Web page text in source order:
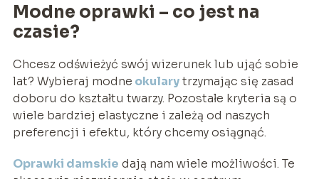
Modne oprawki – co jest na
czasie?
Chcesz odświeżyć swój wizerunek lub ująć sobie
lat? Wybieraj modne okularytrzymając się zasad
doboru do kształtu twarzy. Pozostałe kryteria są o
wiele bardziej elastyczne i zależą od naszych
preferencji i efektu, który chcemy osiągnąć.
Oprawki damskie dają nam wiele możliwości. Te